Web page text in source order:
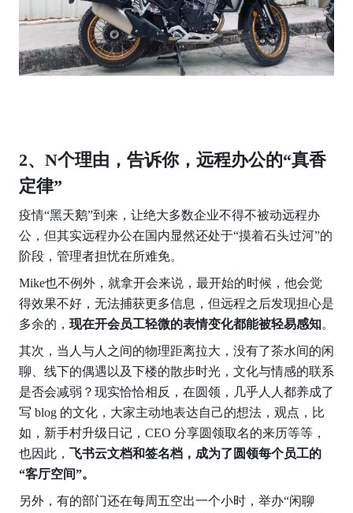
2、N个理由，告诉你，远程办公的“真香
定律”
疫情“黑天鹅”到来，让绝大多数企业不得不被动远程办
公，但其实远程办公在国内显然还处于“摸着石头过河”的
阶段，管理者担忧在所难免。
Mike也不例外，就拿开会来说，最开始的时候，他会觉
得效果不好，无法捕获更多信息，但远程之后发现担心是
多余的， 现在开会员工轻微的表情变化都能被轻易感知。
其次，当人与人之间的物理距离拉大，没有了茶水间的闲
聊、线下的偶遇以及下楼的散步时光，文化与情感的联系
是否会减弱？现实恰恰相反，在圆领，几乎人人都养成了
写 blog 的文化，大家主动地表达自己的想法，观点，比
如，新手村升级日记，CEO 分享圆领取名的来历等等，
也因此， 飞书云文档和签名档，成为了圆领每个员工的
“客厅空间”。
另外，有的部门还在每周五空出一个小时，举办“闲聊